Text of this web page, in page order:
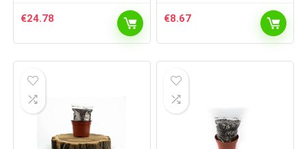
€24.78 €8.67